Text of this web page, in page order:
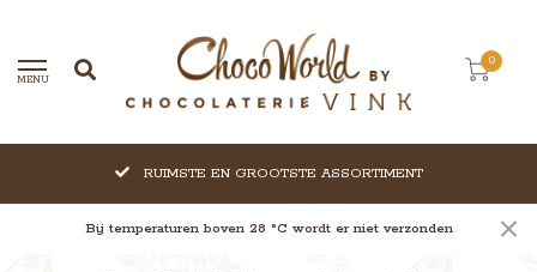
MENU
0
RUIMSTE EN GROOTSTE ASSORTIMENT
Bij temperaturen boven 28 °C wordt er niet verzonden